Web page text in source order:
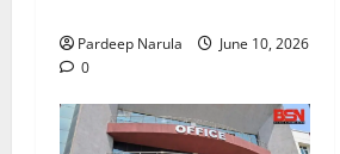
Pardeep Narula
June 10, 2026
0